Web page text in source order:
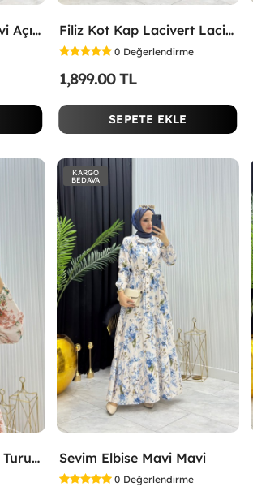
Filiz Kot Kap Açık Mavi Açık Mavi Filiz Kot Kap Lacivert Lacivert
0 Değerlendirme
1,899.00 TL
SEPETE EKLE
Sevim Elbise Turuncu Turuncu
KARGO
BEDAVA
Sevim Elbise Mavi Mavi
0 Değerlendirme